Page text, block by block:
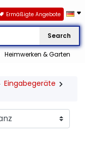
Search
Heimwerken & Garten
Ermäßigte Angebote
Eingabegeräte